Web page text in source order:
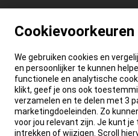
Cookievoorkeuren
We gebruiken cookies en
en persoonlijker te kunnen
functionele en analytische
klikt, geef je ons ook
verzamelen en te delen met 3
marketingdoeleinden. Zo
voor jou relevant zijn. Je kunt
intrekken of wijzigen. Scroll